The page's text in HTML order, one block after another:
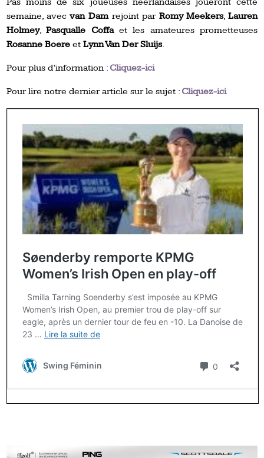
semaine, avecvan Damrejoint parRomy Meekers, Lauren
Holmey,Pasqualle Coffaet les amateures prometteuses
Rosanne Boere etLynn Van Der Sluijs.
Pour plus d’information : Cliquez-ici
Pour lire notre dernier article sur le sujet : Cliquez-ici